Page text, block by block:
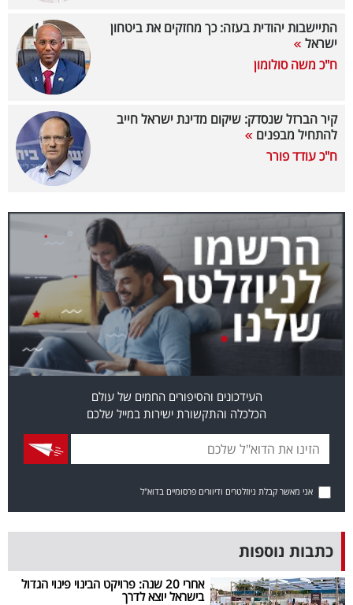
ניוזלטרים
מייל
אדום
אחרינו:
התיישבות יהודית בעזה: כך מחזקים את ביטחון
ישראל
ח"כ משה סולומון
קיר הברזל שנסדק: שיקום מדינת ישראל חייב
להתחיל מבפנים
ח"כ עודד פורר
העידכונים והסיפורים החמים של עולם
הכלכלה והתקשורת ישירות במייל שלכם
אני מאשר קבלת ניוזלטרים ודיוורים פרסומיים בדוא"ל
כתבות נוספות
אחרי 20 שנה: פרויקט הבינוי פינוי הגדול
בישראל יוצא לדרך